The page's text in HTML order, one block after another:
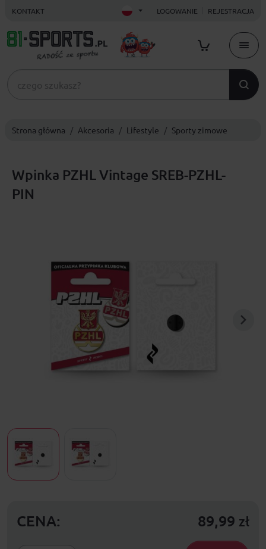
KONTAKT LOGOWANIE REJESTRACJA
Strona główna Akcesoria Lifestyle Sporty zimowe
Wpinka PZHL Vintage SREB-PZHL-
PIN
CENA: 89,99 zł